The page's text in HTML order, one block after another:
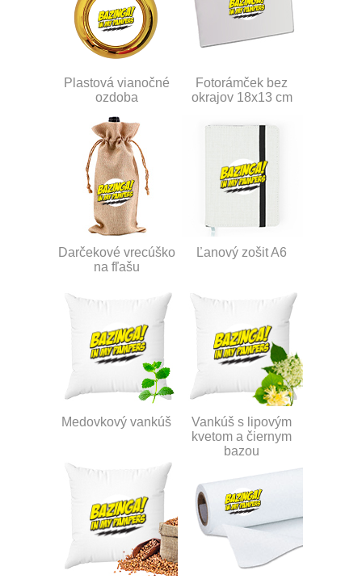
Plastová vianočné
ozdoba
Fotorámček bez
okrajov 18x13 cm
Darčekové vrecúško
na fľašu
Ľanový zošit A6
Medovkový vankúš
Vankúš s lipovým
kvetom a čiernym
bazou